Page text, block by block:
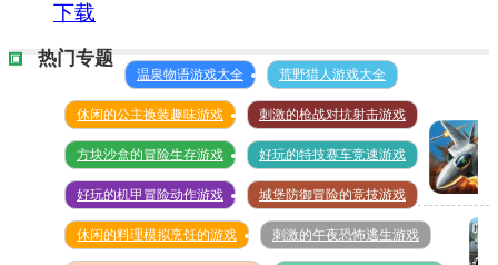
下载
热门专题
温泉物语游戏大全 荒野猎人游戏大全
休闲的公主换装趣味游戏 刺激的枪战对抗射击游戏
方块沙盒的冒险生存游戏 好玩的特技赛车竞速游戏
好玩的机甲冒险动作游戏 城堡防御冒险的竞技游戏
休闲的料理模拟烹饪的游戏 刺激的午夜恐怖逃生游戏
空战
争锋